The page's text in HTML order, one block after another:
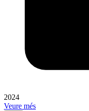
2024
Veure més